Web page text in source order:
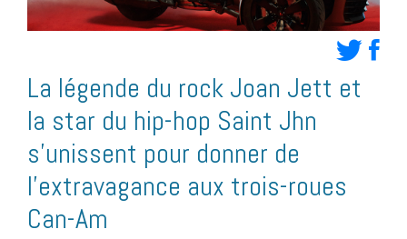
La légende du rock Joan Jett et
la star du hip-hop Saint Jhn
s’unissent pour donner de
l’extravagance aux trois-roues
Can-Am